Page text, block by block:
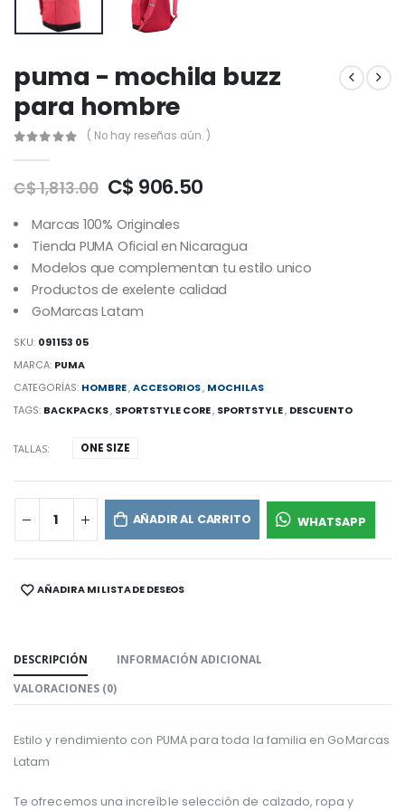
puma - mochila buzz
para hombre
( No hay reseñas aún. )
C$ 1,813.00 C$ 906.50
Marcas 100% Originales
Tienda PUMA Oficial en Nicaragua
Modelos que complementan tu estilo unico
Productos de exelente calidad
GoMarcas Latam
SKU: 091153 05
MARCA: PUMA
CATEGORÍAS: HOMBRE,ACCESORIOS, MOCHILAS
TAGS: BACKPACKS, SPORTSTYLE CORE, SPORTSTYLE, DESCUENTO
TALLAS: ONE SIZE
AÑADIR AL CARRITO WHATSAPP
SHARE:AÑADIR A MI LISTA DE DESEOS
DESCRIPCIÓN
INFORMACIÓN ADICIONAL
VALORACIONES (0)
Estilo y rendimiento con PUMA para toda la familia en GoMarcas
Latam
Te ofrecemos una increíble selección de calzado, ropa y